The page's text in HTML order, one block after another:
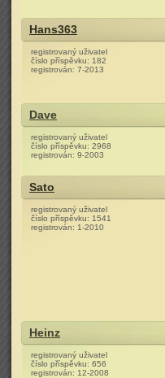
Hans363
registrovaný uživatel
číslo příspěvku: 182
registrován: 7-2013
Dave
registrovaný uživatel
číslo příspěvku: 2968
registrován: 9-2003
Sato
registrovaný uživatel
číslo příspěvku: 1541
registrován: 1-2010
Heinz
registrovaný uživatel
číslo příspěvku: 656
registrován: 12-2008